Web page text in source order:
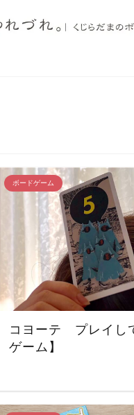
ボードゲーム
コヨーテ プレイし
ゲーム】